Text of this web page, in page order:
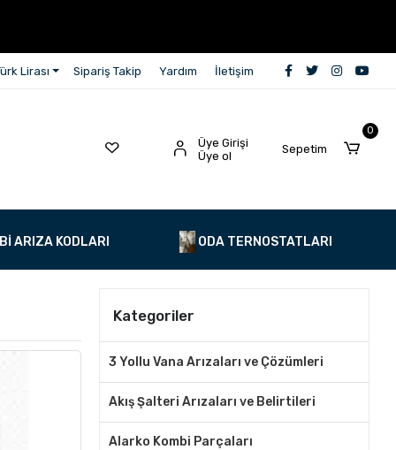
Lirası Sipariş Takip Yardım İletişim
Üye Girişi
Üye ol
Sepetim
0
ARIZA KODLARI ODA TERNOSTATLARI
Kategoriler
3 Yollu Vana Arızaları ve Çözümleri
Akış Şalteri Arızaları ve Belirtileri
Alarko Kombi Parçaları